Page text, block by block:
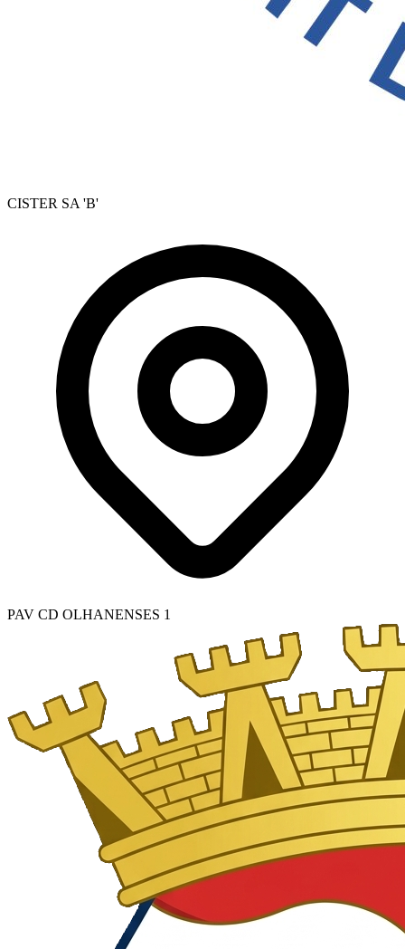
CISTER SA 'B'
PAV CD OLHANENSES 1